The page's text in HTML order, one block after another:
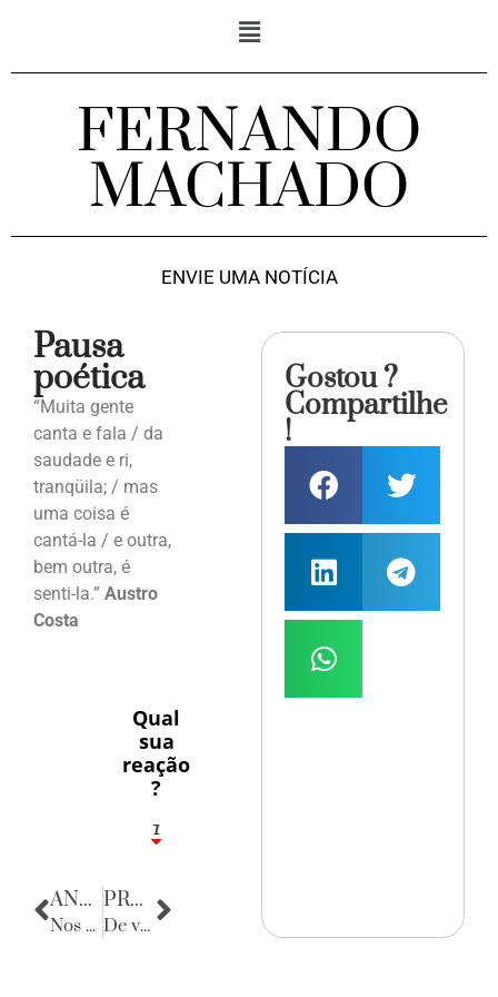
FERNANDO
MACHADO
ENVIE UMA NOTÍCIA
Pausa
poética
“Muita gente
canta e fala / da
saudade e ri,
tranqüila; / mas
uma coisa é
cantá-la / e outra,
bem outra, é
senti-la.” Austro
Costa
Qual
sua
reação
?
1
7
ANTERIOR
Nos bastidores da política
PRÓXIMA
De volta para o passado
Gostou ?
Compartilhe
!